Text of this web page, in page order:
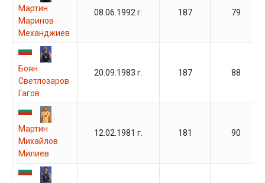
Мартин
Маринов
Механджиев
08.06.1992 г. 187 79
Боян
Светлозаров
Гагов
20.09.1983 г. 187 88
Мартин
Михайлов
Милиев
12.02.1981 г. 181 90